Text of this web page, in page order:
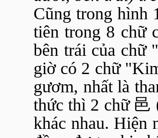
Cũng trong hình
tiên trong 8 chữ
bên trái của chữ
giờ có 2 chữ
gươm, nhất là
thức thì 2 chữ 邑
khác nhau. Hiện